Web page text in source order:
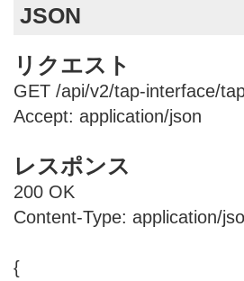
JSON
リクエスト
GET /api/v2/tap-interface/
Accept: application/json
レスポンス
200 OK
Content-Type: application/
{